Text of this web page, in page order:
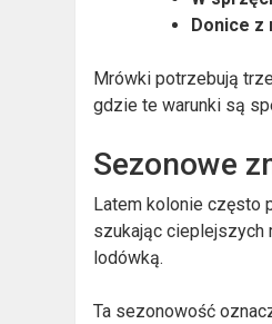
Donice z
Mrówki potrzebują
gdzie te warunki są
Sezonowe
Latem kolonie często
szukając cieplejszych
lodówką.
Ta sezonowość